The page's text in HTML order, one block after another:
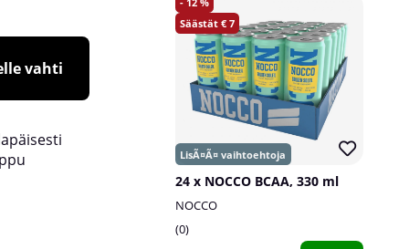
vahti
7
24 x NOCCO BCAA, 330 ml
NOCCO
0